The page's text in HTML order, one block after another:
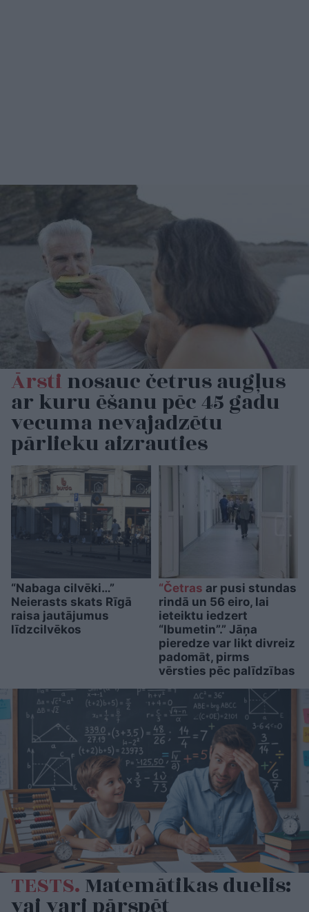
Ārstinosauc četrus augļus
ar kuru ēšanu pēc 45 gadu
vecuma nevajadzētu
pārlieku aizrauties
“Nabaga cilvēki…”
Neierasts skats Rīgā
raisa jautājumus
līdzcilvēkos
“Četras ar pusi stundas
rindā un 56 eiro, lai
ieteiktu iedzert
“Ibumetin”.” Jāņa
pieredze var likt divreiz
padomāt, pirms
vērsties pēc palīdzības
TESTS.Matemātikas duelis: